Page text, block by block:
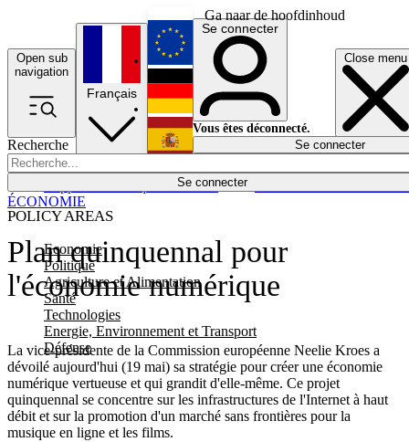
Ga naar de hoofdinhoud
Open sub
navigation
Close menu
Recherche
Se connecter
POLICY AREAS
Economie
Politique
Agriculture et Alimentation
Santé
Technologies
Energie, Environnement et Transport
Défense
Économie
Français
English
Deutsch
Español
Se connecter
Vous êtes déconnecté.
Se connecter
Plan quinquennal pour
l'économie numérique
La vice-présidente de la Commission européenne Neelie Kroes a
dévoilé aujourd'hui (19 mai) sa stratégie pour créer une économie
numérique vertueuse et qui grandit d'elle-même. Ce projet
quinquennal se concentre sur les infrastructures de l'Internet à haut
débit et sur la promotion d'un marché sans frontières pour la
musique en ligne et les films.
ÉCONOMIE